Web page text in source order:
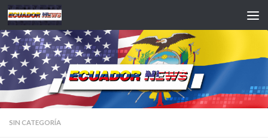
Saltar al contenido
SIN CATEGORÍA